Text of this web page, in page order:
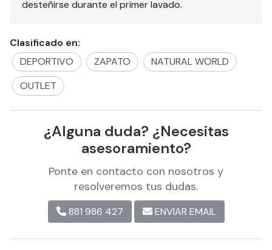
desteñirse durante el primer lavado.
Clasificado en:
DEPORTIVO
ZAPATO
NATURAL WORLD
OUTLET
¿Alguna duda? ¿Necesitas
asesoramiento?
Ponte en contacto con nosotros y
resolveremos tus dudas.
881 986 427 ENVIAR EMAIL